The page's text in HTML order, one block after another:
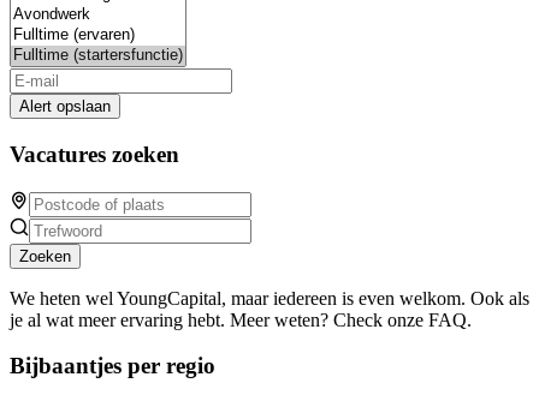
Alert opslaan
Vacatures zoeken
Zoeken
We heten wel YoungCapital, maar iedereen is even welkom. Ook als
je al wat meer ervaring hebt. Meer weten? Check onze FAQ.
Bijbaantjes per regio